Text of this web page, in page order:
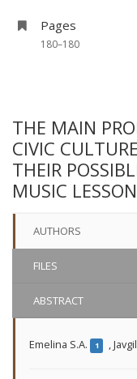
Pages
180–180
THE MAIN
CIVIC
THEIR
MUSIC
AUTHORS
FILES
ABSTRACT
Emelina S.A. 1 ,